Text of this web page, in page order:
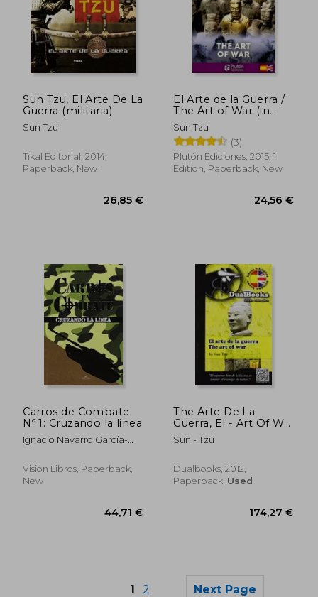
35,14 €
22,71 €
Sun Tzu, El Arte De La
Guerra (militaria)
Sun Tzu
Tikal Editorial, 2014,
Paperback, New
El Arte de la Guerra /
The Art of War (in
Bilingüe)
Sun Tzu
(3)
Plutón Ediciones, 2015, 1
Edition, Paperback, New
Carros de Combate
Nº 1: Cruzando la linea
Ignacio Navarro García-
Vision Libros, Paperback,
New
The Arte De La
Guerra, El - Art Of War
(in Español - Inglés)
Sun - Tzu
Dualbooks, 2012,
Paperback, Used
1 2 Next Page